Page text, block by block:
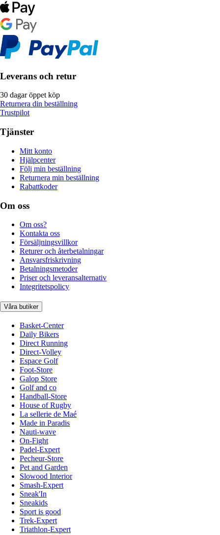
Leverans och retur
30 dagar öppet köp
Returnera din beställning
Trustpilot
Tjänster
Mitt konto
Hjälpcenter
Följ min beställning
Returnera min beställning
Rabattkoder
Om oss
Om oss?
Kontakta oss
Försäljningsvillkor
Returer och återbetalningar
Ansvarsfriskrivning
Betalningsmetoder
Priser och leveransalternativ
Integritetspolicy
Våra butiker
Basket-Center
Daily Bikers
Direct Running
Direct-Volley
Espace Golf
Foot-Store
Galop Store
Golf and co
Handball-Store
House of Rugby
La sellerie de Maé
Made in Paradis
Nauti-wave
On-Fight
Padel-Expert
Pecheur-Store
Pet and Garden
Slowood Interior
Smash-Expert
Sneak'In
Sneakids
Sport is good
Trek-Expert
Triathlon-Expert